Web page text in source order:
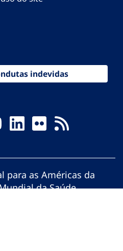
indevidas
para as Américas da
da Saúde